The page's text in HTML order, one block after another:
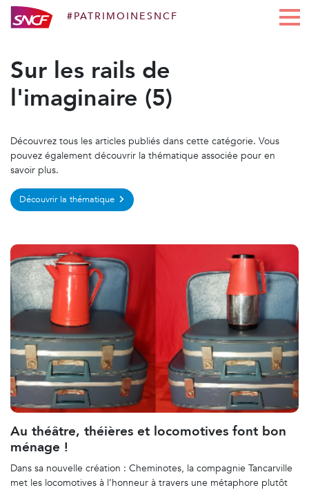
#PATRIMOINESNCF
Sur les rails de
l'imaginaire (5)
Découvrez tous les articles publiés dans cette catégorie. Vous
pouvez également découvrir la thématique associée pour en
savoir plus.
Découvrir la thématique
Au théâtre, théières et locomotives font bon
ménage !
Dans sa nouvelle création : Cheminotes, la compagnie Tancarville
met les locomotives à l’honneur à travers une métaphore plutôt